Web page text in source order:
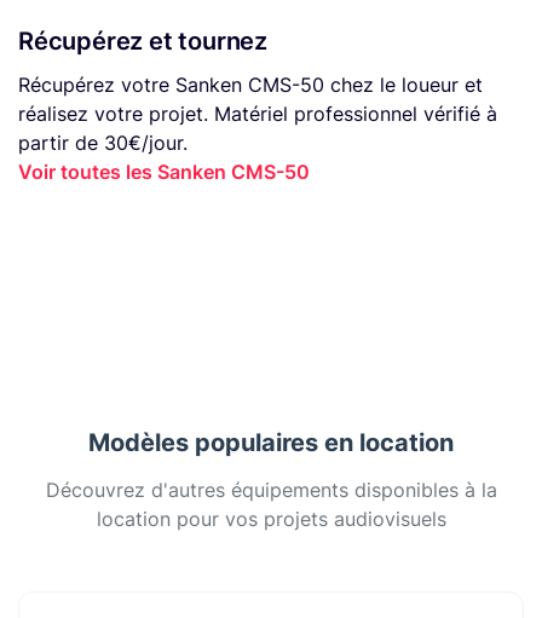
Récupérez et tournez
Récupérez votre Sanken CMS-50 chez le loueur et
réalisez votre projet. Matériel professionnel vérifié à
partir de 30€/jour.
Voir toutes les Sanken CMS-50
Modèles populaires en location
Découvrez d'autres équipements disponibles à la
location pour vos projets audiovisuels